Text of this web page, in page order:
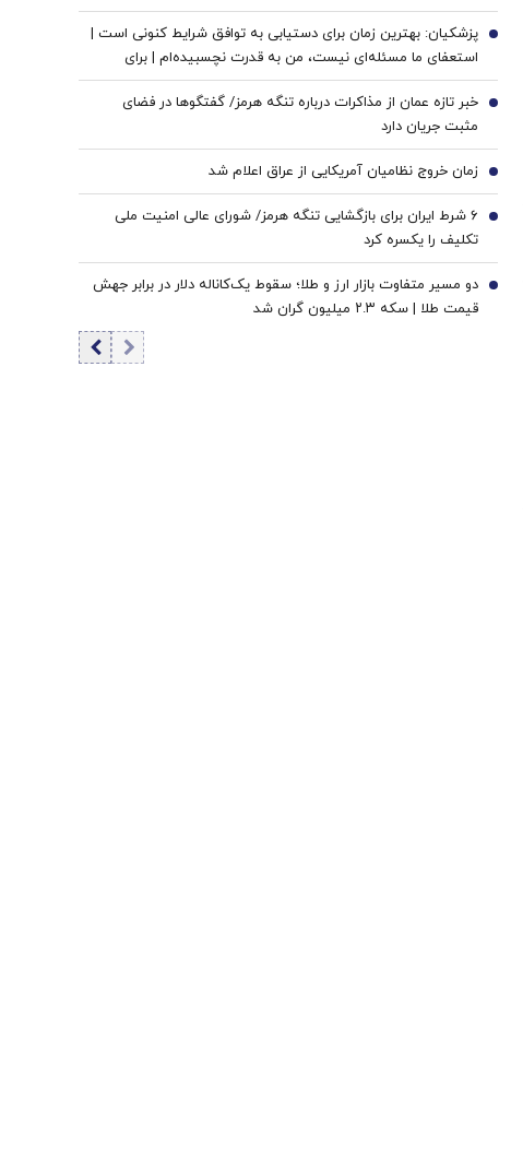
پزشکیان‌: بهترین زمان برای دستیابی به توافق شرایط کنونی است |
استعفای ما مسئله‌ای نیست، من به قدرت نچسبیده‌ام | برای
همیشه که نمی‌توان جنگید | برنامه این بود که حتی به پاسگاه‌های
مرزی ما حمله شود
6
خبر تازه عمان از مذاکرات درباره تنگه هرمز/ گفتگوها در فضای
مثبت جریان دارد
7
زمان خروج نظامیان آمریکایی از عراق اعلام شد 8
۶ شرط ایران برای بازگشایی تنگه هرمز/ شورای عالی امنیت ملی
تکلیف را یکسره کرد
9
دو مسیر متفاوت بازار ارز و طلا؛ سقوط یک‌کاناله دلار در برابر جهش
قیمت طلا | سکه ۲.۳ میلیون گران شد
10